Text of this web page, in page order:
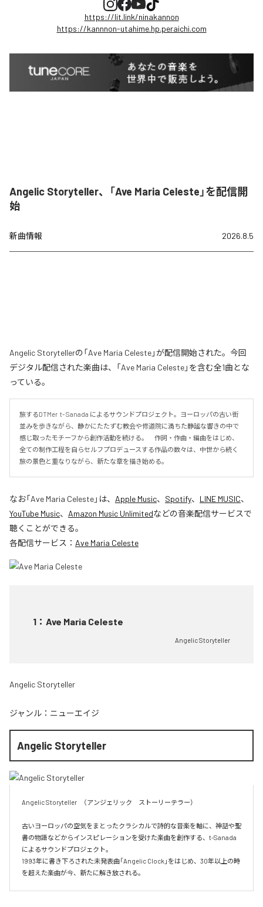
https://lit.link/ninakannon
https://kannnon-utahime.hp.peraichi.com
Angelic Storyteller、「Ave Maria Celeste」を配信開
始
新曲情報 2026.8.5
Angelic Storytellerの「Ave Maria Celeste」が配信開始された。今回
デジタル配信された楽曲は、「Ave Maria Celeste」を含む全1曲とな
っている。
旅するDTMer  t- Sanada によるサウンドプロジェクト。ヨーロッパの古い街
並みを歩きながら、静かにたたずむ教会や修道院に満ちた静謐な響きの中で
感じ取ったモチーフから創作活動を続ける。　作詞・作曲・編曲をはじめ、
全ての制作工程を自らセルフプロデュースする作品の数々は、中世から続く
旅の景色と重なりながら、新たな章を描き始める。
なお「Ave Maria Celeste」は、 Apple Music、 Spotify、 LINE MUSIC、
YouTube Music、 Amazon Music Unlimitedなどの音楽配信サービスで
聴くことができる。
各配信サービス： Ave Maria Celeste
1 ： Ave Maria Celeste
Angelic Storyteller
Angelic Storyteller
ジャンル： ニューエイジ
Angelic Storyteller
Angelic Storyteller　（アンジェリック　ストーリーテラー）
古いヨーロッパの空気をまとったクラシカルで詩的な音楽を軸に、神話や聖
書の物語などからインスピレーションを受けた楽曲を創作する、t-Sanada
によるサウンドプロジェクト。
1993年に書き下ろされた未発表曲「Angelic Clock」をはじめ、30年以上の時
を超えた楽曲が今、新たに解き放される。